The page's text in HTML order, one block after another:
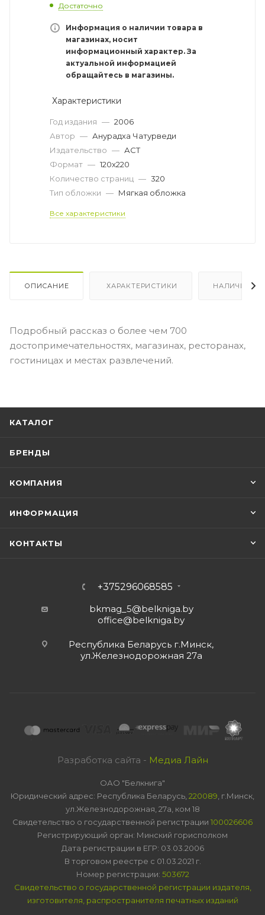
Достаточно
Информация о наличии товара в
магазинах, носит
информационный характер. За
актуальной информацией
обращайтесь в магазины.
Характеристики
Год издания — 2006
Автор — Анурадха Чатурведи
Издательство — АСТ
Формат — 120x220
Количество страниц — 320
Тип обложки — Мягкая обложка
Все характеристики
ОПИСАНИЕ ХАРАКТЕРИСТИКИ НАЛИЧИЕ
Подробный рассказ о более чем 700
достопримечательностях, магазинах, ресторанах,
гостиницах и местах развлечений.
КАТАЛОГ
БРЕНДЫ
КОМПАНИЯ
ИНФОРМАЦИЯ
КОНТАКТЫ
+375296068585
bkmag_5@belkniga.by
office@belkniga.by
Республика Беларусь г.Минск,
ул.Железнодорожная 27а
Разработка сайта - Медиа Лайн
ОАО "Белкнига"
Юридический адрес: Республика Беларусь, 220089 , г.Минск,
ул.Железнодорожная, 27а, ком 18
Свидетельство о государственной регистрации 100026606
Регистрирующий орган: Минский горисполком
Дата регистрации в ЕГР: 03.03.2006
В торговом реестре с 01.03.2021 г.
Номер регистрации: 503672
Свидетельство о государственной регистрации издателя,
изготовителя, распространителя печатных изданий